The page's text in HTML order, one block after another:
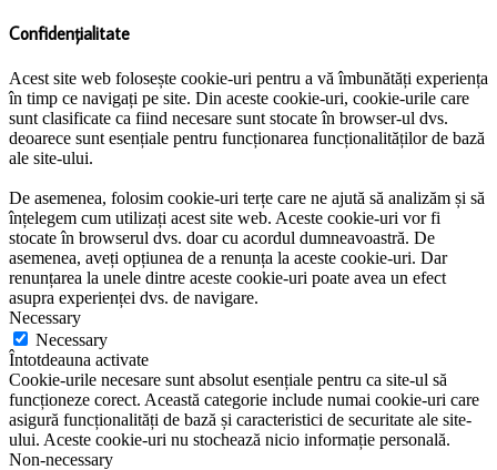
Confidențialitate
Acest site web folosește cookie-uri pentru a vă îmbunătăți experiența
în timp ce navigați pe site. Din aceste cookie-uri, cookie-urile care
sunt clasificate ca fiind necesare sunt stocate în browser-ul dvs.
deoarece sunt esențiale pentru funcționarea funcționalităților de bază
ale site-ului.
De asemenea, folosim cookie-uri terțe care ne ajută să analizăm și să
înțelegem cum utilizați acest site web. Aceste cookie-uri vor fi
stocate în browserul dvs. doar cu acordul dumneavoastră. De
asemenea, aveți opțiunea de a renunța la aceste cookie-uri. Dar
renunțarea la unele dintre aceste cookie-uri poate avea un efect
asupra experienței dvs. de navigare.
Necessary
Necessary
Întotdeauna activate
Cookie-urile necesare sunt absolut esențiale pentru ca site-ul să
funcționeze corect. Această categorie include numai cookie-uri care
asigură funcționalități de bază și caracteristici de securitate ale site-
ului. Aceste cookie-uri nu stochează nicio informație personală.
Non-necessary